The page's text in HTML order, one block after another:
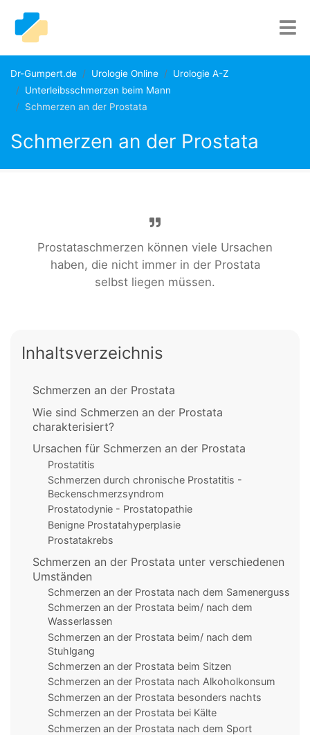
Dr-Gumpert.de Urologie Online
Urologie A-Z
Unterleibsschmerzen beim Mann
Schmerzen an der Prostata
Schmerzen an der Prostata
Prostataschmerzen können viele Ursachen
haben, die nicht immer in der Prostata
selbst liegen müssen.
Inhaltsverzeichnis
Schmerzen an der Prostata
Wie sind Schmerzen an der Prostata
charakterisiert?
Ursachen für Schmerzen an der Prostata
Prostatitis
Schmerzen durch chronische Prostatitis -
Beckenschmerzsyndrom
Prostatodynie - Prostatopathie
Benigne Prostatahyperplasie
Prostatakrebs
Schmerzen an der Prostata unter verschiedenen
Umständen
Schmerzen an der Prostata nach dem Samenerguss
Schmerzen an der Prostata beim/ nach dem
Wasserlassen
Schmerzen an der Prostata beim/ nach dem
Stuhlgang
Schmerzen an der Prostata beim Sitzen
Schmerzen an der Prostata nach Alkoholkonsum
Schmerzen an der Prostata besonders nachts
Schmerzen an der Prostata bei Kälte
Schmerzen an der Prostata nach dem Sport